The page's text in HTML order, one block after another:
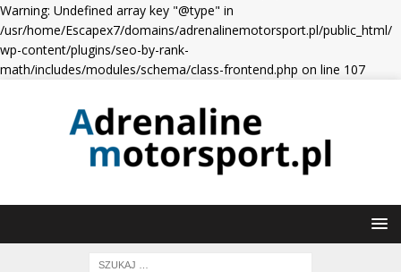
Warning: Undefined array key "@type" in
/usr/home/Escapex7/domains/adrenalinemotorsport.pl/public_html/
wp-content/plugins/seo-by-rank-
math/includes/modules/schema/class-frontend.php on line 107